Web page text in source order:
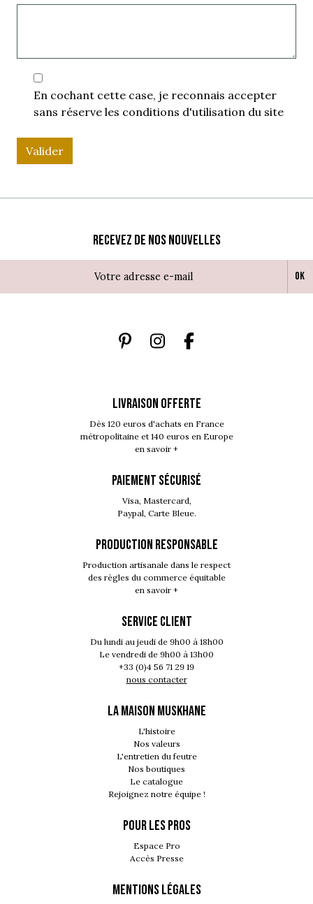
En cochant cette case, je reconnais accepter
sans réserve les conditions d'utilisation du site
Valider
Recevez de nos nouvelles
Ok
LIVRAISON OFFERTE
Dès 120 euros d'achats en France
métropolitaine et 140 euros en Europe
en savoir +
PAIEMENT SÉCURISÉ
Visa, Mastercard,
Paypal, Carte Bleue.
PRODUCTION RESPONSABLE
Production artisanale dans le respect
des règles du commerce équitable
en savoir +
SERVICE CLIENT
Du lundi au jeudi de 9h00 à 18h00
Le vendredi de 9h00 à 13h00
+33 (0)4 56 71 29 19
nous contacter
LA MAISON MUSKHANE
L'histoire
Nos valeurs
L'entretien du feutre
Nos boutiques
Le catalogue
Rejoignez notre équipe !
POUR LES PROS
Espace Pro
Accès Presse
MENTIONS LÉGALES